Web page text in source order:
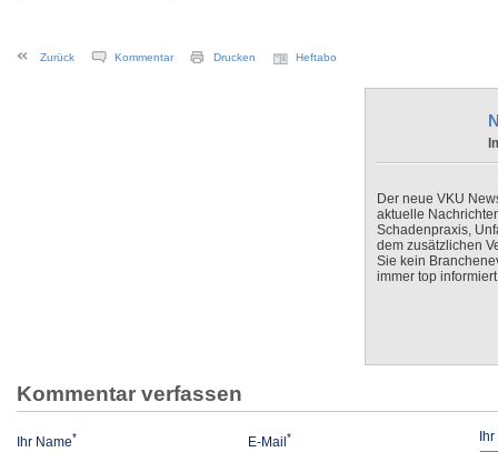
Zurück Kommentar Drucken Heftabo
Der neue VKU
aktuelle
Schadenpraxis,
dem zusätzlichen
Sie kein
immer top
Kommentar verfassen
Ihr Name* E-Mail *